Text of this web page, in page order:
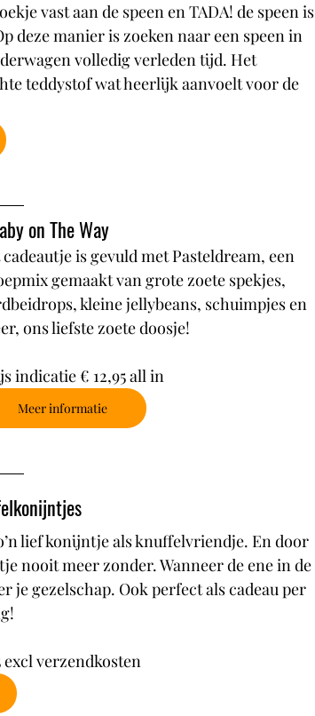
vast aan de speen en TADA! de speen is
deze manier is zoeken naar een speen in
volledig verleden tijd. Het
teddystof wat heerlijk aanvoelt voor de
on The Way
is gevuld met Pasteldream, een
gemaakt van grote zoete spekjes,
kleine jellybeans, schuimpjes en
ons liefste zoete doosje!
indicatie € 12,95 all in
Meer informatie
lief konijntje als knuffelvriendje. En door
nooit meer zonder. Wanneer de ene in de
je gezelschap. Ook perfect als cadeau per
excl verzendkosten